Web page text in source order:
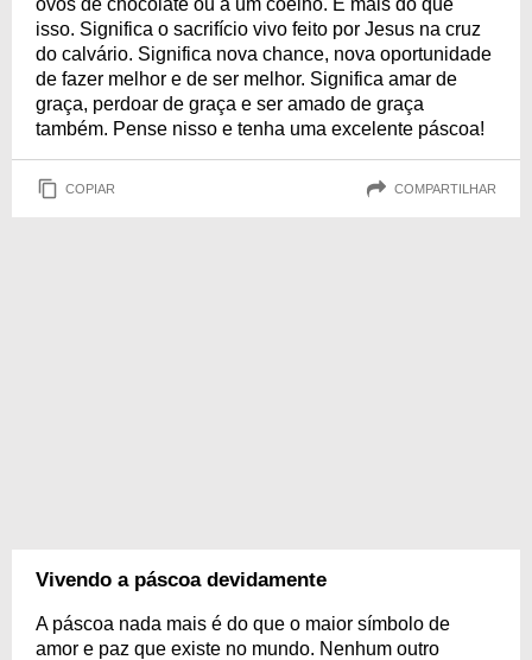
ovos de chocolate ou a um coelho. É mais do que
isso. Significa o sacrifício vivo feito por Jesus na cruz
do calvário. Significa nova chance, nova oportunidade
de fazer melhor e de ser melhor. Significa amar de
graça, perdoar de graça e ser amado de graça
também. Pense nisso e tenha uma excelente páscoa!
COPIAR COMPARTILHAR
Vivendo a páscoa devidamente
A páscoa nada mais é do que o maior símbolo de
amor e paz que existe no mundo. Nenhum outro